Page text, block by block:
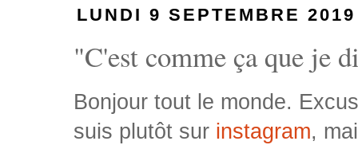
LUNDI 9 SEPTEMBRE 2019
"C'est comme ça que je
Bonjour tout le monde.
suis plutôt sur instagram,